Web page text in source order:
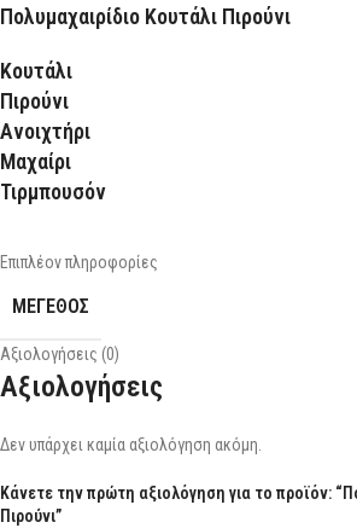
Πολυμαχαιρίδιο Κουτάλι Πιρούνι
Κουτάλι
Πιρούνι
Ανοιχτήρι
Μαχαίρι
Τιρμπουσόν
Επιπλέον πληροφορίες
ΜΕΓΕΘΟΣ
Αξιολογήσεις (0)
Αξιολογήσεις
Δεν υπάρχει καμία αξιολόγηση ακόμη.
Κάνετε την πρώτη αξιολόγηση για το προϊόν:
Πιρούνι”